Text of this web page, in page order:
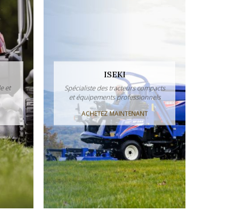
et
ISEKI
Spécialiste des tracteurs compacts
et équipements professionnels
ACHETEZ MAINTENANT